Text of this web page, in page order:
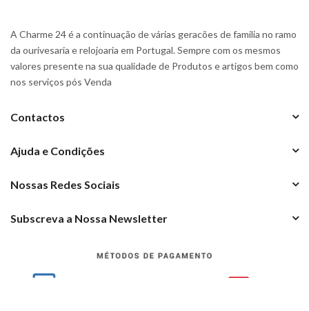
A Charme 24 é a continuação de várias geracões de familia no ramo
da ourivesaria e relojoaria em Portugal. Sempre com os mesmos
valores presente na sua qualidade de Produtos e artigos bem como
nos serviços pós Venda
Contactos
Ajuda e Condições
Nossas Redes Sociais
Subscreva a Nossa Newsletter